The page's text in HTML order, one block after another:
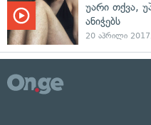
უარი თქვა,
ანიჭებს
20 აპრილი